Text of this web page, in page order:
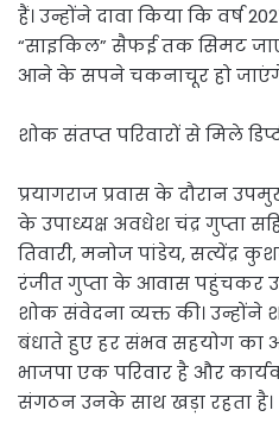
हैं। उन्होंने दावा किया कि वर्ष
“साइकिल” सैफई तक सिमट
आने के सपने चकनाचूर हो
शोक संतप्त परिवारों से मिले
प्रयागराज प्रवास के दौरान
के उपाध्यक्ष अवधेश चंद्र गुप्ता
तिवारी, मनोज पांडेय, सत्येंद्र
रंजीत गुप्ता के आवास पहुंचकर
शोक संवेदना व्यक्त की। उन्होंने
बंधाते हुए हर संभव सहयोग का
भाजपा एक परिवार है और
संगठन उनके साथ खड़ा रहता है।